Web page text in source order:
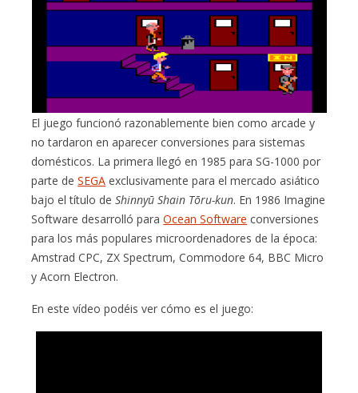
El juego funcionó razonablemente bien como arcade y
no tardaron en aparecer conversiones para sistemas
domésticos. La primera llegó en 1985 para SG-1000 por
parte deSEGA exclusivamente para el mercado asiático
bajo el título deShinnyū Shain Tōru-kun. En 1986 Imagine
Software desarrolló paraOcean Software conversiones
para los más populares microordenadores de la época:
Amstrad CPC, ZX Spectrum, Commodore 64, BBC Micro
y Acorn Electron.
En este vídeo podéis ver cómo es el juego: